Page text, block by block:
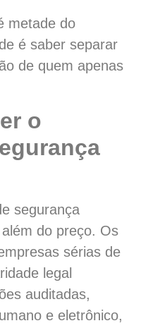
metade do
é saber separar
de quem apenas
o
segurança
do preço. Os
sérias de
legal
auditadas,
e eletrônico,